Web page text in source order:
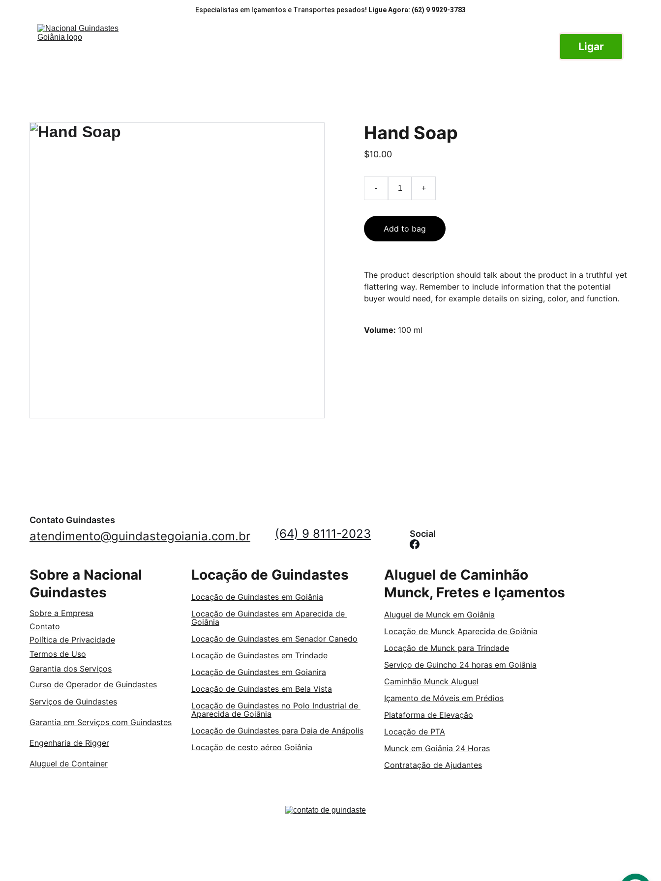
Especialistas em Içamentos e Transportes pesados! Ligue Agora: (62) 9 9929-3783
Ligar
Hand Soap
$10.00
- +
Add to bag
The product description should talk about the product in a truthful yet
flattering way. Remember to include information that the potential
buyer would need, for example details on sizing, color, and function.
Volume: 100 ml
Contato Guindastes
(64) 9 8111-2023 Social
atendimento@guindastegoiania.com.br
Sobre a Nacional
Guindastes
Sobre a Empresa
Contato
Política de Privacidade
Termos de Uso
Garantia dos Serviços
Curso de Operador de Guindastes
Serviços de Guindastes
Garantia em Serviços com Guindastes
Engenharia de Rigger
Aluguel de Container
Locação de Guindastes
Locação de Guindastes em Goiânia
Locação de Guindastes em Aparecida de
Goiânia
Locação de Guindastes em Senador Canedo
Locação de Guindastes em Trindade
Locação de Guindastes em Goianira
Locação de Guindastes em Bela Vista
Locação de Guindastes no Polo Industrial de
Aparecida de Goiânia
Locação de Guindastes para Daia de Anápolis
Locação de cesto aéreo Goiânia
Aluguel de Caminhão
Munck, Fretes e Içamentos
Aluguel de Munck em Goiânia
Locação de Munck Aparecida de Goiânia
Locação de Munck para Trindade
Serviço de Guincho 24 horas em Goiânia
Caminhão Munck Aluguel
Içamento de Móveis em Prédios
Plataforma de Elevação
Locação de PTA
Munck em Goiânia 24 Horas
Contratação de Ajudantes